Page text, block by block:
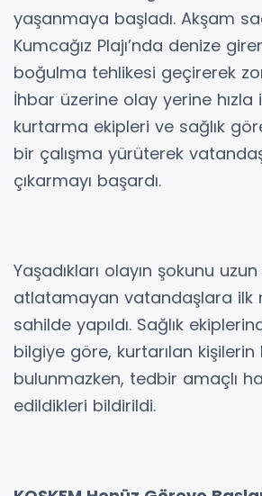
yaşanmaya başladı. Akşam
Kumcağız Plajı’nda denize
boğulma tehlikesi geçirerek
İhbar üzerine olay yerine hızla
kurtarma ekipleri ve sağlık
bir çalışma yürüterek
çıkarmayı başardı.
Yaşadıkları olayın şokunu
atlatamayan vatandaşlara ilk
sahilde yapıldı. Sağlık
bilgiye göre, kurtarılan
bulunmazken, tedbir amaçlı
edildikleri bildirildi.